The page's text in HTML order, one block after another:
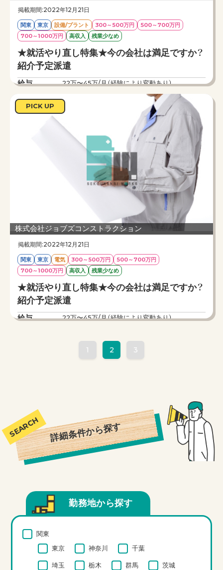
掲載期間:2022年12月21日
関東 東京 設備/プラント 300～500万円
500～700万円
700～1000万円
高収入 残業少なめ
★就活やり直し特集★今の会社は満足ですか？
紹介予定派遣
給与 22万〜45万/月（経験により変動あり）
仕事内容
就職をやり直したい方必見！紹介予定派遣という
制度をご存じでしょうか。紹介予定派遣とは弊社
の社員として先方の企業で働き、最大6か月間の
派遣期間を使って会社を試せるという制度です。
新卒で入社したけど就活の時に実際に働いていれ
ばこんな会社に入社しなかった。他社はどうなっ
ているのか気になる。自分の実力を試してみたい
など20代〜30代を中心に使われているシステム
です。是非気になる方はお問合せください。
PICK UP
株式会社ジョブズコンストラクション
掲載期間:2022年12月21日
関東 東京 電気 300～500万円
500～700万円
700～1000万円
高収入 残業少なめ
★就活やり直し特集★今の会社は満足ですか？
紹介予定派遣
給与 22万〜45万/月（経験により変動あり）
就職をやり直したい方必見！紹介予定派遣という
制度をご存じでしょうか。紹介予定派遣とは弊社
の社員として先方の企業で働き、最大6か月間の
ているのか気になる。自分の実力を試してみたい
など20代〜30代を中心に使われているシステム
です。是非気になる方はお問合せください。
1 2 3
詳細条件から探す
勤務地から探す
関東
東京
神奈川 千葉
埼玉 栃木 群馬 茨城